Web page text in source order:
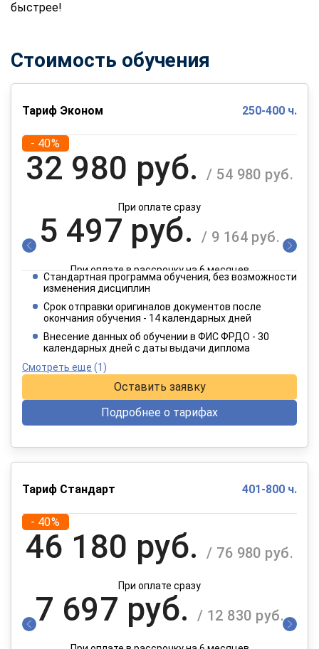
быстрее!
Стоимость обучения
Тариф Эконом 250-400 ч.
- 40%
32 980 руб. / 54 980 руб.
При оплате сразу
5 497 руб. / 9 164 руб.
При оплате в рассрочку на 6 месяцев
2 749 руб.
При оплате в рассрочку на 12 месяцев
Стандартная программа обучения, без возможности
изменения дисциплин
Срок отправки оригиналов документов после
окончания обучения - 14 календарных дней
Внесение данных об обучении в ФИС ФРДО - 30
календарных дней с даты выдачи диплома
Смотреть еще (1)
Оставить заявку
Подробнее о тарифах
Тариф Стандарт 401-800 ч.
- 40%
46 180 руб. / 76 980 руб.
При оплате сразу
7 697 руб. / 12 830 руб.